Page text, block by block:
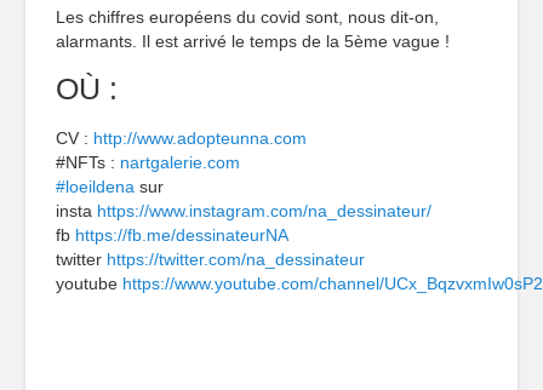
Les chiffres européens du covid sont, nous dit-on,
alarmants. Il est arrivé le temps de la 5ème vague !
OÙ :
CV : http://www.adopteunna.com
#NFTs : nartgalerie.com
#loeildena sur
insta https://www.instagram.com/na_dessinateur/
fb https://fb.me/dessinateurNA
twitter https://twitter.com/na_dessinateur
youtube https://www.youtube.com/channel/